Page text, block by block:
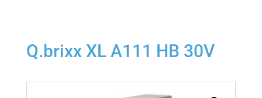
Q.brixx XL A111 HB 30V